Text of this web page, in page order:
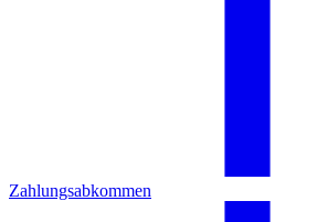
Zahlungsabkommen